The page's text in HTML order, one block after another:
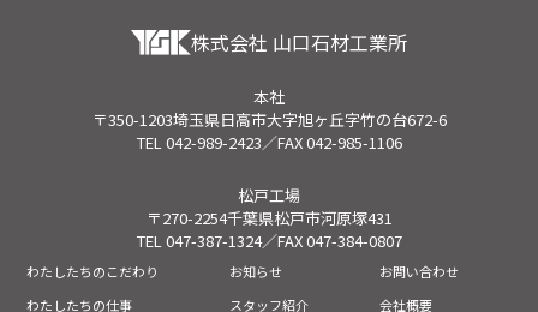
株式会社 山口石材工業所
本社
〒350-1203埼玉県日高市大字旭ヶ丘字竹の台672-6
TEL 042-989-2423／FAX 042-985-1106
松戸工場
〒270-2254千葉県松戸市河原塚431
TEL 047-387-1324／FAX 047-384-0807
わたしたちのこだわり
わたしたちの仕事
お知らせ
スタッフ紹介
お問い合わせ
会社概要